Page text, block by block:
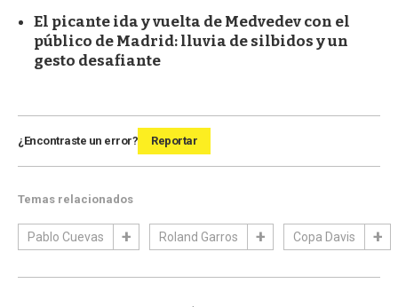
El picante ida y vuelta de Medvedev con el
público de Madrid: lluvia de silbidos y un
gesto desafiante
¿Encontraste un error? Reportar
Temas relacionados
Pablo Cuevas Roland Garros Copa Davis